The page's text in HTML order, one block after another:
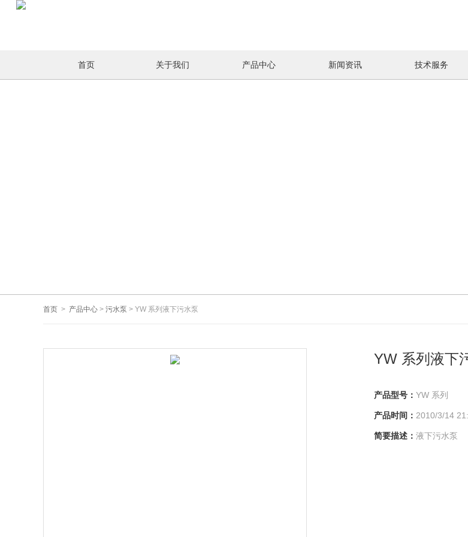
首页 关于我们 产品中心 新闻资讯 技术服务
首页 > 产品中心 > 污水泵 > YW 系列液下污水泵
YW 系列液下
产品型号： YW 系列
产品时间： 2010/3/14
简要描述： 液下污水泵